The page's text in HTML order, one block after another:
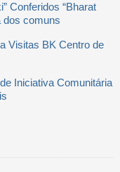
Conferidos “Bharat
dos comuns
Visitas BK Centro de
Iniciativa Comunitária